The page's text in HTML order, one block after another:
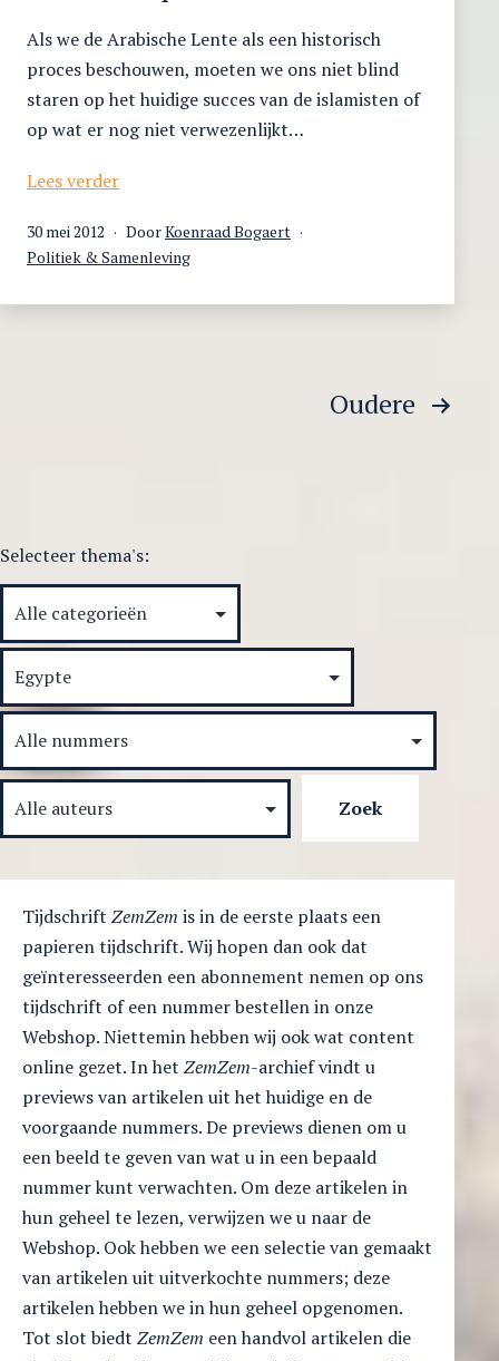
Als we de Arabische Lente als een historisch
proces beschouwen, moeten we ons niet blind
staren op het huidige succes van de islamisten of
op wat er nog niet verwezenlijkt…
Lees verderDe
Lente
als
Gepubliceerd
op
30 mei 2012 DoorKoenraad Bogaert
Gecategoriseerd
Politiek & Samenleving
Oudere
Selecteer thema's:
Tijdschrift ZemZem is in de eerste plaats een
papieren tijdschrift. Wij hopen dan ook dat
geïnteresseerden een abonnement nemen op ons
tijdschrift of een nummer bestellen in onze
Webshop. Niettemin hebben wij ook wat content
online gezet. In het ZemZem-archief vindt u
previews van artikelen uit het huidige en de
voorgaande nummers. De previews dienen om u
een beeld te geven van wat u in een bepaald
nummer kunt verwachten. Om deze artikelen in
hun geheel te lezen, verwijzen we u naar de
Webshop. Ook hebben we een selectie van gemaakt
van artikelen uit uitverkochte nummers; deze
artikelen hebben we in hun geheel opgenomen.
Tot slot biedt ZemZem een handvol artikelen die